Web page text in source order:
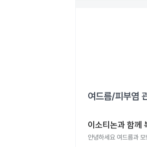
여드름/피부염
이소티논과 함께
안녕하세요 여드름과